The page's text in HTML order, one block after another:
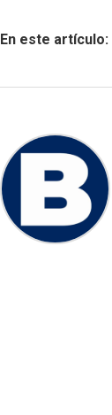
En este artículo: